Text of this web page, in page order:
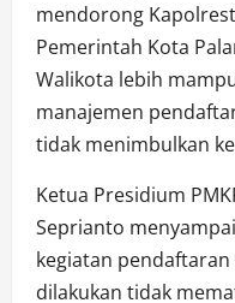
mendorong
Pemerintah Kota
Walikota lebih
manajemen
tidak menimbulkan
Ketua Presidium
Seprianto
kegiatan pendaftaran
dilakukan tidak